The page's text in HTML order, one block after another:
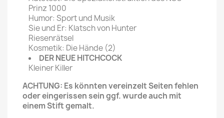
Prinz 1000
Humor: Sport und Musik
Sie und Er: Klatsch von Hunter
Riesenrätsel
Kosmetik: Die Hände (2)
DER NEUE HITCHCOCK
Kleiner Killer
ACHTUNG: Es könnten vereinzelt Seiten fehlen
oder eingerissen sein ggf. wurde auch mit
einem Stift gemalt.